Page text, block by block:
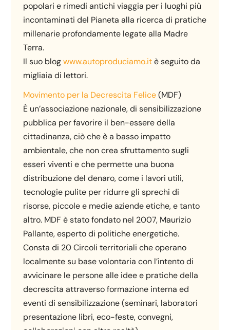
popolari e rimedi antichi viaggia per i luoghi più
incontaminati del Pianeta alla ricerca di pratiche
millenarie profondamente legate alla Madre
Terra.
Il suo blogwww.autoproduciamo.itè seguito da
migliaia di lettori.
Movimento per la Decrescita Felice(MDF)
È un’associazione nazionale, di sensibilizzazione
pubblica per favorire il ben-essere della
cittadinanza, ciò che è a basso impatto
ambientale, che non crea sfruttamento sugli
esseri viventi e che permette una buona
distribuzione del denaro, come i lavori utili,
tecnologie pulite per ridurre gli sprechi di
risorse, piccole e medie aziende etiche, e tanto
altro. MDF è stato fondato nel 2007, Maurizio
Pallante, esperto di politiche energetiche.
Consta di 20 Circoli territoriali che operano
localmente su base volontaria con l’intento di
avvicinare le persone alle idee e pratiche della
decrescita attraverso formazione interna ed
eventi di sensibilizzazione (seminari, laboratori
presentazione libri, eco-feste, convegni,